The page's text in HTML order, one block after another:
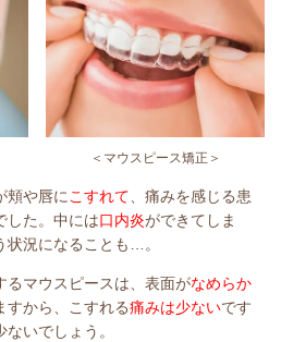
＜マウスピース矯正＞
頬や唇にこすれて、痛みを感じる患
した。中には口内炎ができてしま
状況になることも…。
るマウスピースは、表面がなめらか
すから、こすれる痛みは少ないです
いでしょう。